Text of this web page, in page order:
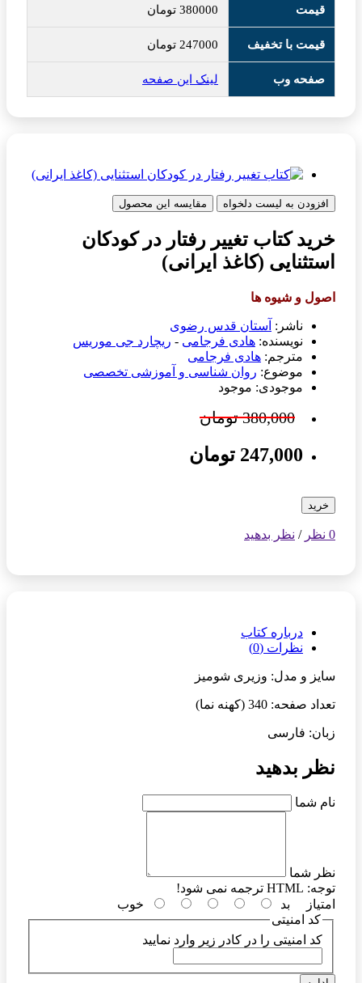
قیمت 380000 تومان
قیمت با تخفیف 247000 تومان
صفحه وب لینک این صفحه
افزودن به لیست دلخواه مقایسه این محصول
خرید کتاب تغییر رفتار در کودکان
استثنایی (کاغذ ایرانی)
اصول و شیوه ها
ناشر: آستان قدس رضوی
نویسنده: هادی فرجامی - ریچارد جی موریس
مترجم: هادی فرجامی
موضوع: روان شناسی و آموزشی تخصصی
موجودی: موجود
380,000 تومان
247,000 تومان
خرید
0 نظر / نظر بدهید
درباره کتاب
نظرات (0)
سایز و مدل: وزیری شومیز
تعداد صفحه: 340 (کهنه نما)
زبان: فارسی
نظر بدهید
نام شما
نظر شما
توجه:
امتیاز
بد
خوب
کد امنیتی
کد امنیتی را در کادر زیر وارد نمایید